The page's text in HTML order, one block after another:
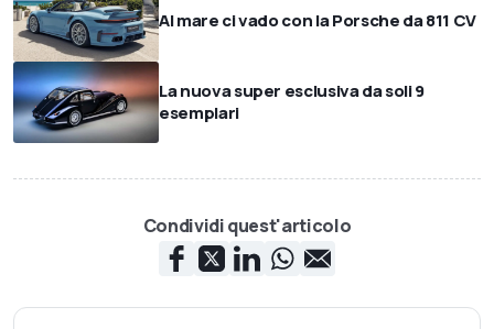
Al mare ci vado con la Porsche da 811 CV
La nuova super esclusiva da soli 9
esemplari
Condividi quest'articolo